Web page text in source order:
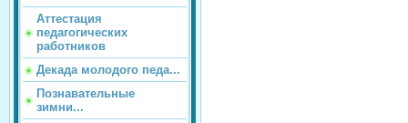
Аттестация
педагогических
работников
Декада молодого педа...
Познавательные
зимни...